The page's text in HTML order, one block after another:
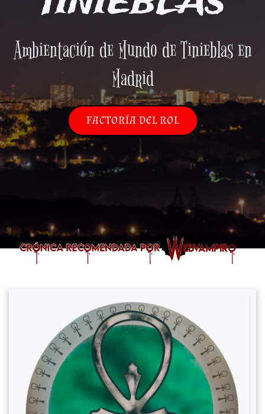
Ambientación de Mundo de Tinieblas en
Madrid
FACTORÍA DEL ROL